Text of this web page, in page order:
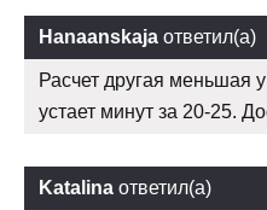
Hanaanskaja ответил(а)
Расчет другая меньшая
устает минут за 20-25.
Katalina ответил(а)